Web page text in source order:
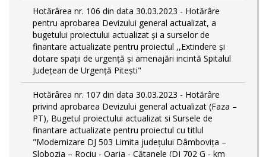
Hotărârea nr. 106 din data 30.03.2023 - Hotărâre
pentru aprobarea Devizului general actualizat, a
bugetului proiectului actualizat și a surselor de
finantare actualizate pentru proiectul ,,Extindere și
dotare spații de urgență și amenajări incintă Spitalul
Județean de Urgență Pitești"
Hotărârea nr. 107 din data 30.03.2023 - Hotărâre
privind aprobarea Devizului general actualizat (Faza –
PT), Bugetul proiectului actualizat si Sursele de
finantare actualizate pentru proiectul cu titlul
"Modernizare DJ 503 Limita județului Dâmbovița –
Slobozia – Rociu - Oarja - Cătanele (DJ 702 G - km